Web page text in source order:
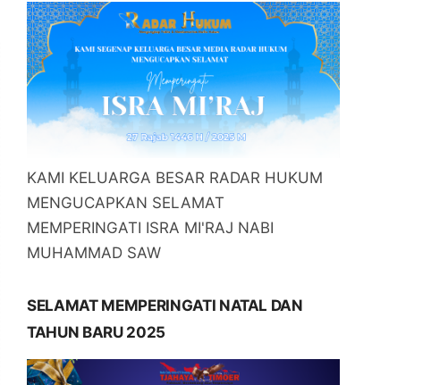
KAMI KELUARGA BESAR RADAR HUKUM
MENGUCAPKAN SELAMAT
MEMPERINGATI ISRA MI'RAJ NABI
MUHAMMAD SAW
SELAMAT MEMPERINGATI NATAL DAN
TAHUN BARU 2025